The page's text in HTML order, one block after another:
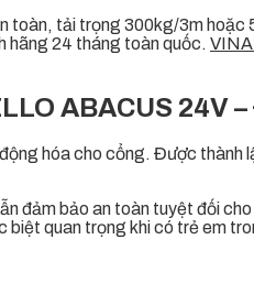
toàn, tải trọng 300kg/3m
hãng 24 tháng toàn quốc.
ABACUS 24V
hóa cho cổng. Được
đảm bảo an toàn tuyệt đối
quan trọng khi có trẻ em